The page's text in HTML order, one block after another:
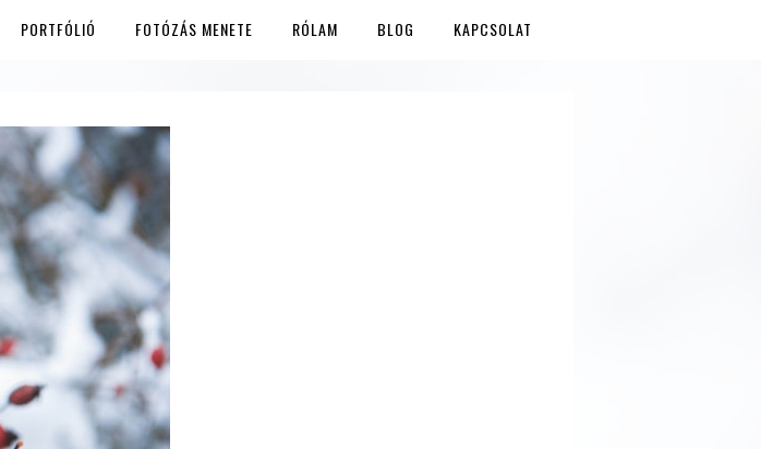
PORTFÓLIÓ FOTÓZÁS MENETE RÓLAM BLOG KAPCSOLAT